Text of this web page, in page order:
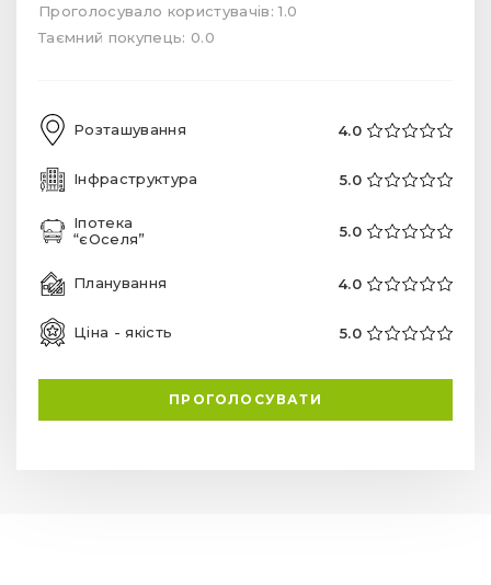
Проголосувало користувачів: 1.0
Таємний покупець: 0.0
Розташування 4.0
Інфраструктура 5.0
Іпотека
“єОселя”
5.0
Планування 4.0
Ціна - якість 5.0
ПРОГОЛОСУВАТИ